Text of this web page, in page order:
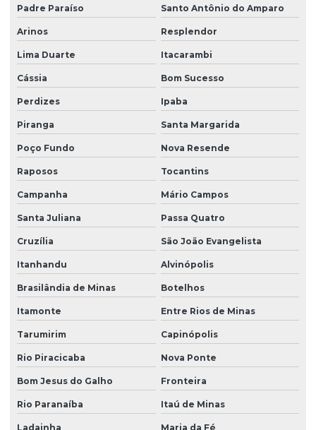
Padre Paraíso Santo Antônio do Amparo
Arinos Resplendor
Lima Duarte Itacarambi
Cássia Bom Sucesso
Perdizes Ipaba
Piranga Santa Margarida
Poço Fundo Nova Resende
Raposos Tocantins
Campanha Mário Campos
Santa Juliana Passa Quatro
Cruzília São João Evangelista
Itanhandu Alvinópolis
Brasilândia de Minas Botelhos
Itamonte Entre Rios de Minas
Tarumirim Capinópolis
Rio Piracicaba Nova Ponte
Bom Jesus do Galho Fronteira
Rio Paranaíba Itaú de Minas
Ladainha Maria da Fé